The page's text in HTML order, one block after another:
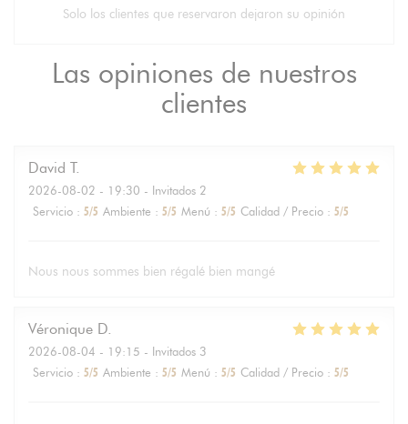
Las opiniones de nuestros
clientes
David T
2026-08-02 - 19:30 - Invitados 2
Servicio : 5/5 Ambiente : 5/5 Menú : 5/5 Calidad / Precio : 5/5
Nous nous sommes bien régalé bien mangé
Véronique D
2026-08-04 - 19:15 - Invitados 3
Servicio : 5/5 Ambiente : 5/5 Menú : 5/5 Calidad / Precio : 5/5
Solo los clientes que reservaron dejaron su opinión